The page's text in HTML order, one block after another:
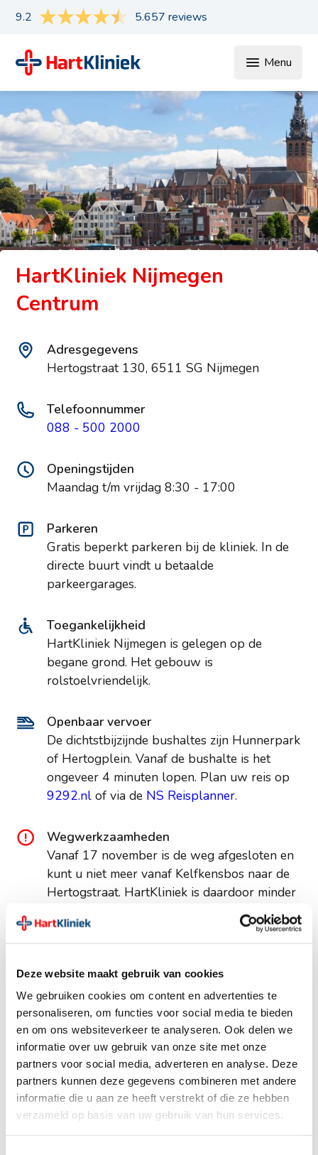
Deze website maakt gebruik van cookies
We gebruiken cookies om content en advertenties te
personaliseren, om functies voor social media te bieden
en om ons websiteverkeer te analyseren. Ook delen we
informatie over uw gebruik van onze site met onze
partners voor social media, adverteren en analyse. Deze
partners kunnen deze gegevens combineren met andere
informatie die u aan ze heeft verstrekt of die ze hebben
verzameld op basis van uw gebruik van hun services.
9.2 5.657 reviews
Menu
HartKliniek Nijmegen
Centrum
Adresgegevens
Hertogstraat 130, 6511 SG Nijmegen
Telefoonnummer
088 - 500 2000
Openingstijden
Maandag t/m vrijdag 8:30 - 17:00
Parkeren
Gratis beperkt parkeren bij de kliniek. In de
directe buurt vindt u betaalde
parkeergarages.
Toegankelijkheid
HartKliniek Nijmegen is gelegen op de
begane grond. Het gebouw is
rolstoelvriendelijk.
Openbaar vervoer
De dichtstbijzijnde bushaltes zijn Hunnerpark
of Hertogplein. Vanaf de bushalte is het
ongeveer 4 minuten lopen. Plan uw reis op
9292.nl of via de NS Reisplanner.
Wegwerkzaamheden
Vanaf 17 november is de weg afgesloten en
kunt u niet meer vanaf Kelfkensbos naar de
Hertogstraat. HartKliniek is daardoor minder
goed bereikbaar. Wij adviseren u daarom te
parkeren bij de omliggende parkeergarages
(Kelfensbos, Wedren en Marienburg).
Cardiologen Nijmegen